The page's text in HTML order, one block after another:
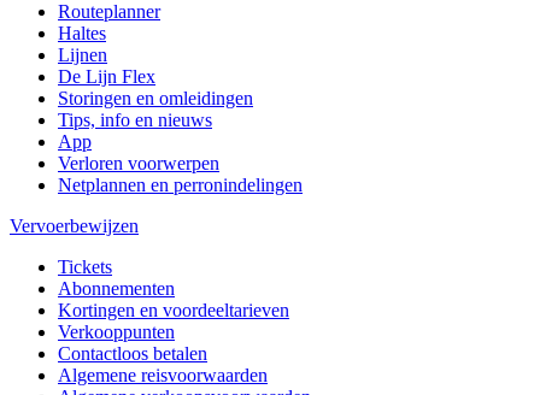
Routeplanner
Haltes
Lijnen
De Lijn Flex
Storingen en omleidingen
Tips, info en nieuws
App
Verloren voorwerpen
Netplannen en perronindelingen
Vervoerbewijzen
Tickets
Abonnementen
Kortingen en voordeeltarieven
Verkooppunten
Contactloos betalen
Algemene reisvoorwaarden